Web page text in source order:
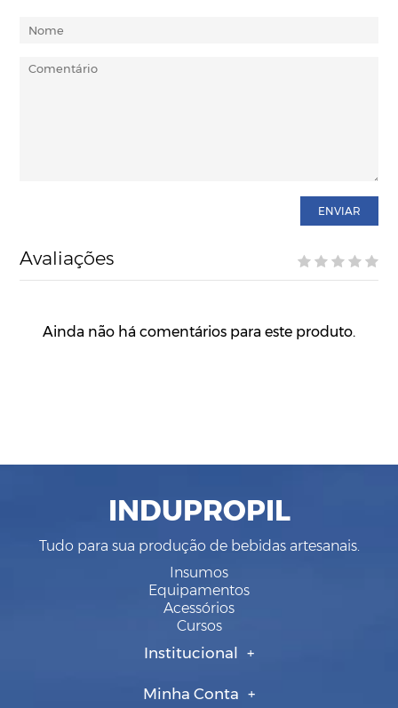
ENVIAR
Avaliações
Ainda não há comentários para este produto.
INDUPROPIL
Tudo para sua produção de bebidas artesanais.
Insumos
Equipamentos
Acessórios
Cursos
Institucional
Minha Conta